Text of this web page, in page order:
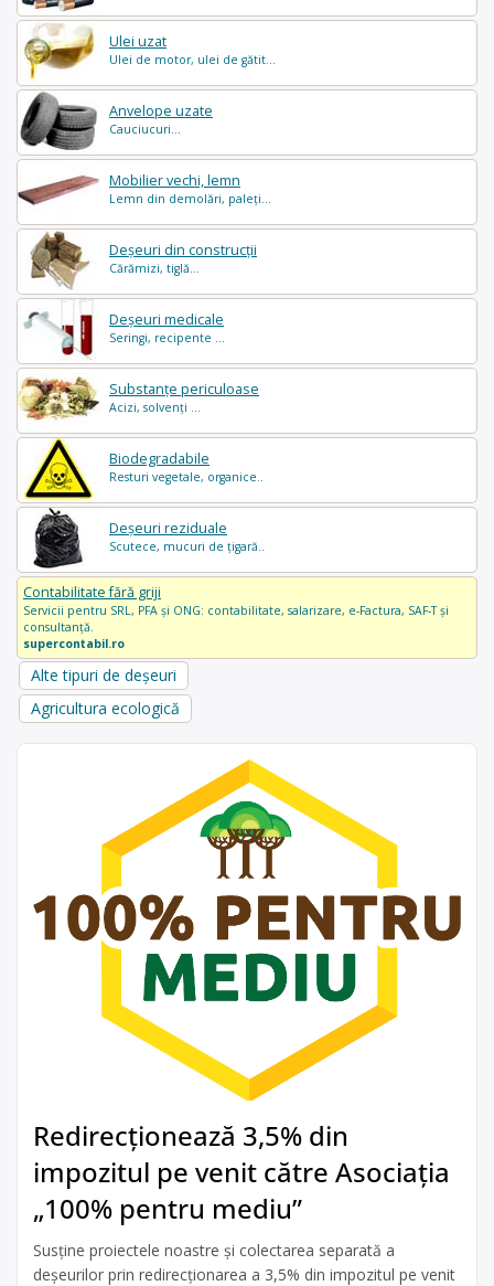
Ulei uzat
Ulei de motor, ulei de gătit...
Anvelope uzate
Cauciucuri...
Mobilier vechi, lemn
Lemn din demolări, paleți...
Deșeuri din construcții
Cărămizi, tiglă...
Deșeuri medicale
Seringi, recipente ...
Substanțe periculoase
Acizi, solvenți ...
Biodegradabile
Resturi vegetale, organice..
Deșeuri reziduale
Scutece, mucuri de țigară..
Contabilitate fără griji
Servicii pentru SRL, PFA și ONG: contabilitate, salarizare, e-Factura, SAF-T și
consultanță.
supercontabil.ro
Alte tipuri de deșeuri
Agricultura ecologică
Redirecționează 3,5% din
impozitul pe venit către Asociația
„100% pentru mediu”
Susține proiectele noastre și colectarea separată a
deșeurilor prin redirecționarea a 3,5% din impozitul pe venit